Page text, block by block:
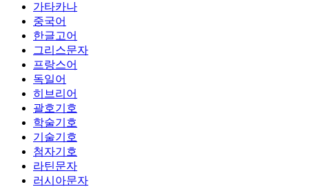
가타카나
중국어
한글고어
그리스문자
프랑스어
독일어
히브리어
괄호기호
학술기호
기술기호
첨자기호
라틴문자
러시아문자